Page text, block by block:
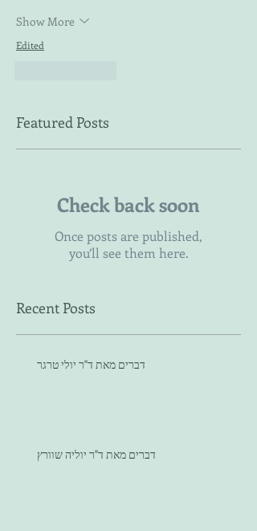
Featured Posts
Recent Posts
Show More
Edited
Check back soon
Once posts are published,
you’ll see them here.
דברים מאת ד"ר יולי טרגר
דברים מאת ד"ר יוליה שוורץ